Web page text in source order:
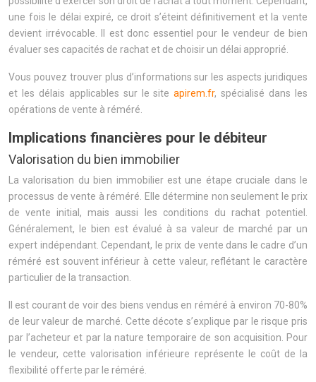
une fois le délai expiré, ce droit s’éteint définitivement et la vente
devient irrévocable. Il est donc essentiel pour le vendeur de bien
évaluer ses capacités de rachat et de choisir un délai approprié.
Vous pouvez trouver plus d’informations sur les aspects juridiques
et les délais applicables sur le siteapirem.fr, spécialisé dans les
opérations de vente à réméré.
Implications financières pour le débiteur
Valorisation du bien immobilier
La valorisation du bien immobilier est une étape cruciale dans le
processus de vente à réméré. Elle détermine non seulement le prix
de vente initial, mais aussi les conditions du rachat potentiel.
Généralement, le bien est évalué à sa valeur de marché par un
expert indépendant. Cependant, le prix de vente dans le cadre d’un
réméré est souvent inférieur à cette valeur, reflétant le caractère
particulier de la transaction.
Il est courant de voir des biens vendus en réméré à environ 70-80%
de leur valeur de marché. Cette décote s’explique par le risque pris
par l’acheteur et par la nature temporaire de son acquisition. Pour
le vendeur, cette valorisation inférieure représente le coût de la
flexibilité offerte par le réméré.